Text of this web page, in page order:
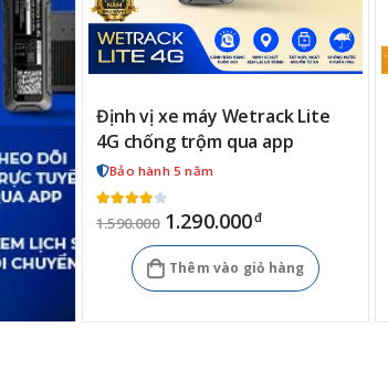
Định vị xe máy Wetrack Lite
4G chống trộm qua app
Bảo hành 5 năm
1.590.000 1.290.000đ
Thêm vào giỏ hàng